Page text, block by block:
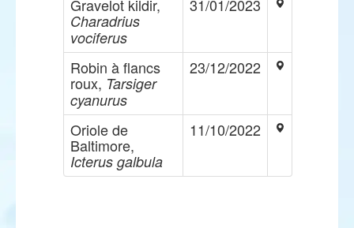
Gravelot kildir,
Charadrius
vociferus
31/01/2023
Robin à flancs
roux, Tarsiger
cyanurus
23/12/2022
Oriole de
Baltimore,
Icterus galbula
11/10/2022